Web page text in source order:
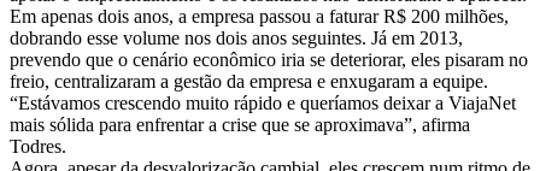
Em apenas dois anos, a empresa passou a faturar R$ 200 milhões,
dobrando esse volume nos dois anos seguintes. Já em 2013,
prevendo que o cenário econômico iria se deteriorar, eles pisaram no
freio, centralizaram a gestão da empresa e enxugaram a equipe.
“Estávamos crescendo muito rápido e queríamos deixar a ViajaNet
mais sólida para enfrentar a crise que se aproximava”, afirma
Todres.